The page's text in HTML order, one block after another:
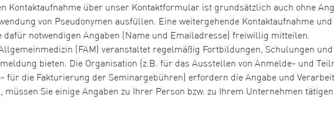
Kontaktaufnahme über unser Kontaktformular ist grundsätzlich auch ohne
von Pseudonymen ausfüllen. Eine weitergehende Kontaktaufnahme
dafür notwendigen Angaben (Name und Emailadresse) freiwillig mitteilen.
(FAM) veranstaltet regelmäßig Fortbildungen, Schulungen
bieten. Die Organisation (z.B. für das Ausstellen von Anmelde- und
für die Fakturierung der Seminargebühren) erfordern die Angabe und
müssen Sie einige Angaben zu Ihrer Person bzw. zu Ihrem Unternehmen